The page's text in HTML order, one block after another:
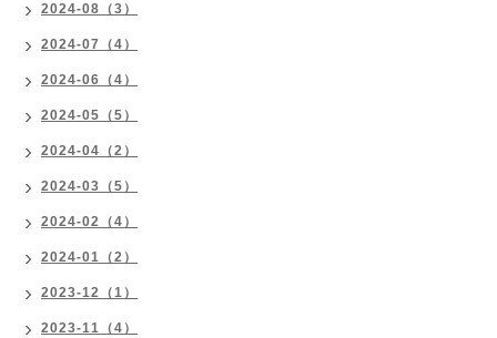
2024-08（3）
2024-07（4）
2024-06（4）
2024-05（5）
2024-04（2）
2024-03（5）
2024-02（4）
2024-01（2）
2023-12（1）
2023-11（4）